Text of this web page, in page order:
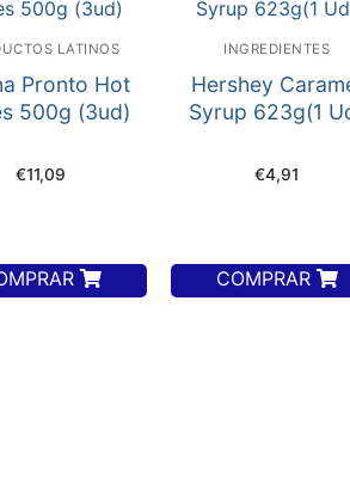
LATINOS
Pronto Hot
500g (3ud)
€11,09
INGREDIENTES
Hershey
Syrup 623g(1
€4,91
COMPRAR